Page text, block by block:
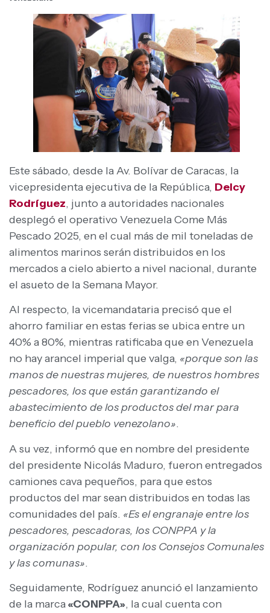
Este sábado, desde la Av. Bolívar de Caracas, la
vicepresidenta ejecutiva de la República, Delcy
Rodríguez, junto a autoridades nacionales
desplegó el operativo Venezuela Come Más
Pescado 2025, en el cual más de mil toneladas de
alimentos marinos serán distribuidos en los
mercados a cielo abierto a nivel nacional, durante
el asueto de la Semana Mayor.
Al respecto, la vicemandataria precisó que el
ahorro familiar en estas ferias se ubica entre un
40% a 80%, mientras ratificaba que en Venezuela
no hay arancel imperial que valga, «porque son las
manos de nuestras mujeres, de nuestros hombres
pescadores, los que están garantizando el
abastecimiento de los productos del mar para
beneficio del pueblo venezolano».
A su vez, informó que en nombre del presidente
del presidente Nicolás Maduro, fueron entregados
camiones cava pequeños, para que estos
productos del mar sean distribuidos en todas las
comunidades del país. «Es el engranaje entre los
pescadores, pescadoras, los CONPPA y la
organización popular, con los Consejos Comunales
y las comunas».
Seguidamente, Rodríguez anunció el lanzamiento
de la marca«CONPPA», la cual cuenta con